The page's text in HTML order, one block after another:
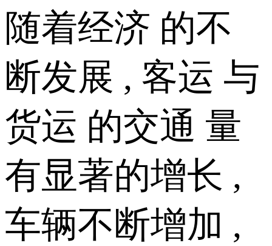
随着经济 的不
断发展 , 客运 与
货运 的交通 量
有显著的增长 ,
车辆不断增加 ,